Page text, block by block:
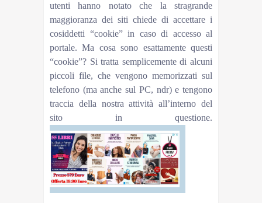
utenti hanno notato che la stragrande
maggioranza dei siti chiede di accettare i
cosiddetti “cookie” in caso di accesso al
portale. Ma cosa sono esattamente questi
“cookie”? Si tratta semplicemente di alcuni
piccoli file, che vengono memorizzati sul
telefono (ma anche sul PC, ndr) e tengono
traccia della nostra attività all’interno del
sito in questione.